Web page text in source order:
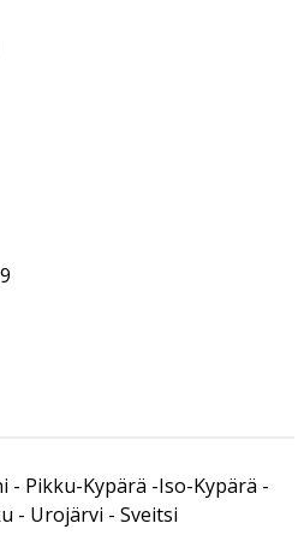
- Pikku-Kypärä -Iso-Kypärä -
- Urojärvi - Sveitsi